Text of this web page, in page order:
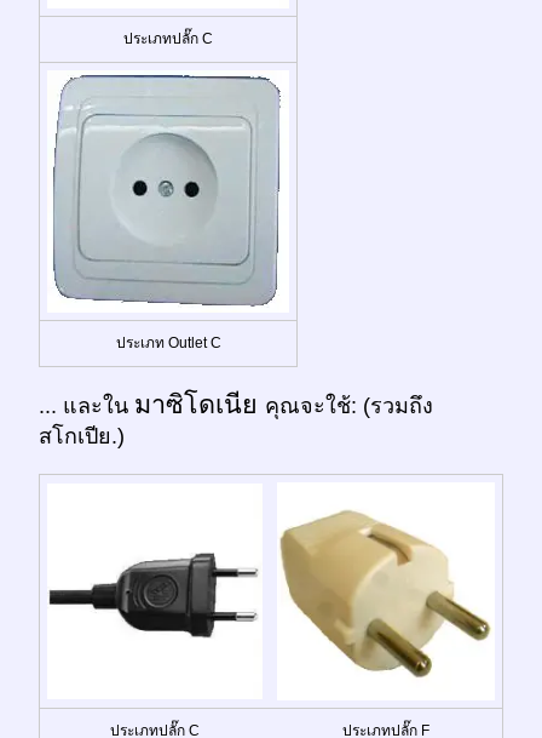
ประเภทปลั๊ก C
ประเภท Outlet C
... และใน มาซิโดเนีย คุณจะใช้: (รวมถึง
สโกเปีย.)
ประเภทปลั๊ก C ประเภทปลั๊ก F